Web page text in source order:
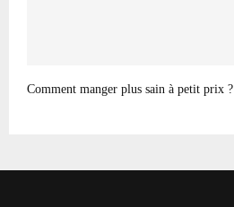
Comment manger plus sain à petit prix ?